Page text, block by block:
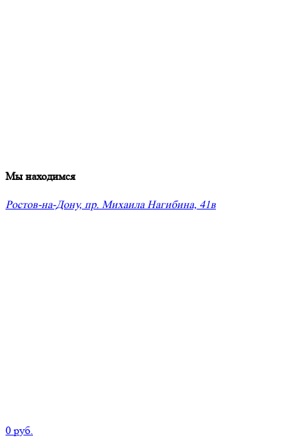
Мы находимся
Ростов-на-Дону, пр. Михаила Нагибина, 41в
0 руб.